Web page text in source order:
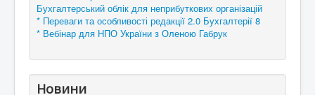
Бухгалтерський облік для неприбуткових організацій
* Переваги та особливості редакції 2.0 Бухгалтерії 8
* Вебінар для НПО України з Оленою Габрук
Новини